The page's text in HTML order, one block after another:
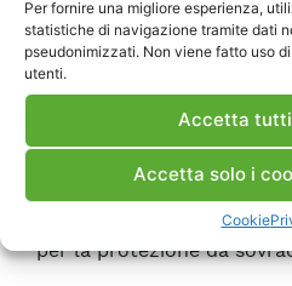
Per fornire una migliore esperienza,
statistiche di navigazione tramite dati
pseudonimizzati. Non viene fatto uso
utenti.
Accetta
Accetta solo i
Cookie
problemi di sicurezza
rispettate le norme
essere cortocircuitati se
il fenomeno
giorni per determinarne
morsetto di messa a
per la protezione da